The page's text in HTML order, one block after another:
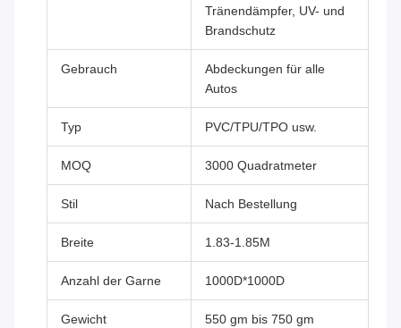
Tränendämpfer, UV- und
Brandschutz
Gebrauch
Abdeckungen für alle
Autos
Typ PVC/TPU/TPO usw.
MOQ 3000 Quadratmeter
Stil Nach Bestellung
Breite 1.83-1.85M
Anzahl der Garne 1000D*1000D
Gewicht 550 gm bis 750 gm